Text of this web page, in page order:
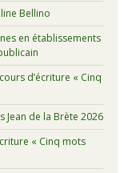
Bellino
en établissements
d’écriture « Cinq
Jean de la Brète 2026
« Cinq mots